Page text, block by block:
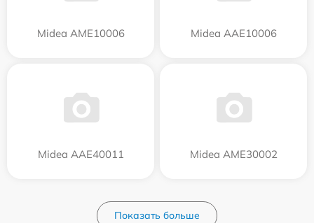
Midea AME10006 Midea AAE10006
Midea AAE40011 Midea AME30002
Показать больше